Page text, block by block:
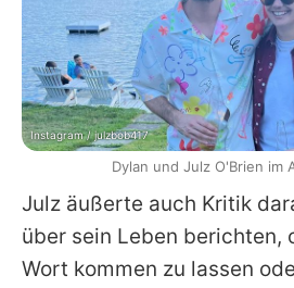
Julz äußerte auch Kritik
über sein Leben berichten,
Wort kommen zu lassen
Instagram / julzbob417
Dylan und Julz O'Brien im